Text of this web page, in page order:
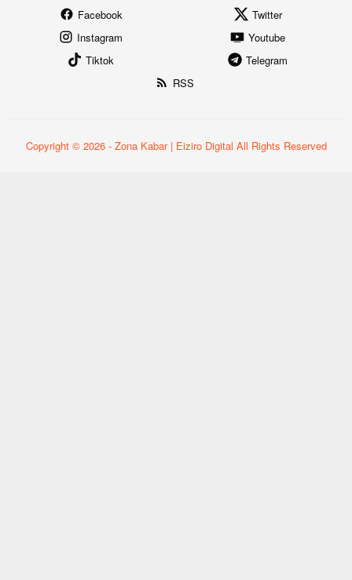
Facebook
Twitter
Instagram
Youtube
Tiktok
Telegram
RSS
Copyright © 2026 - Zona Kabar | Eiziro Digital All Rights Reserved